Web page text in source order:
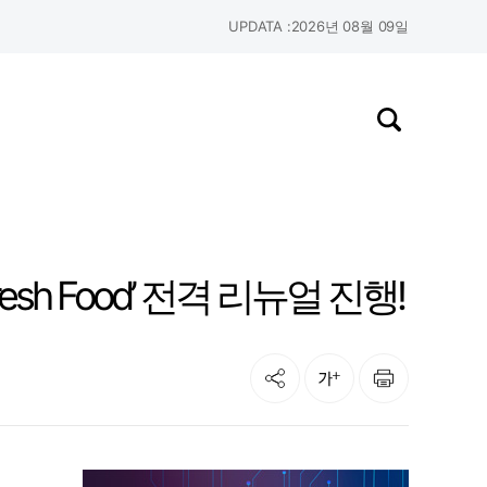
UPDATA :2026년 08월 09일
검색창 열기
Food’ 전격 리뉴얼 진행!
공유 글자크기 인쇄